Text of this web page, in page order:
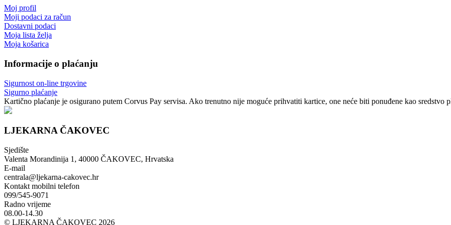
Moj profil
Moji podaci za račun
Dostavni podaci
Moja lista želja
Moja košarica
Informacije o plaćanju
Sigurnost on-line trgovine
Sigurno plaćanje
Kartično plaćanje je osigurano putem Corvus Pay servisa. Ako trenutno nije moguće prihvatiti kartice, one neće biti ponuđene kao sredstvo
LJEKARNA ČAKOVEC
Sjedište
Valenta Morandinija 1, 40000 ČAKOVEC, Hrvatska
E-mail
centrala@ljekarna-cakovec.hr
Kontakt mobilni telefon
099/545-9071
Radno vrijeme
08.00-14.30
© LJEKARNA ČAKOVEC 2026